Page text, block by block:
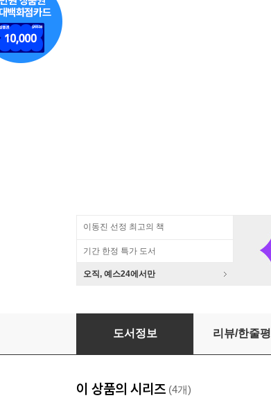
이동진 선정 최고의 책
기간 한정 특가 도서
오직, 예스24에서만
케임브리지 몽골 제국사 세트
도서정보 리뷰/한줄평
이 상품의 시리즈 (4개)